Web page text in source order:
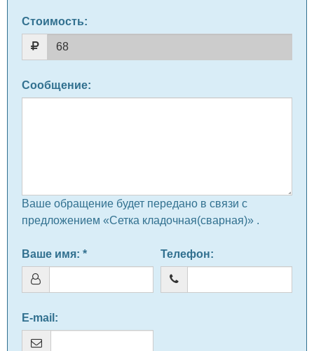
Стоимость:
Сообщение:
Ваше обращение будет передано в связи с
предложением «Сетка кладочная(сварная)» .
Ваше имя: * Телефон:
E-mail :